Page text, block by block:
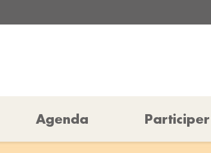
Agenda Participer